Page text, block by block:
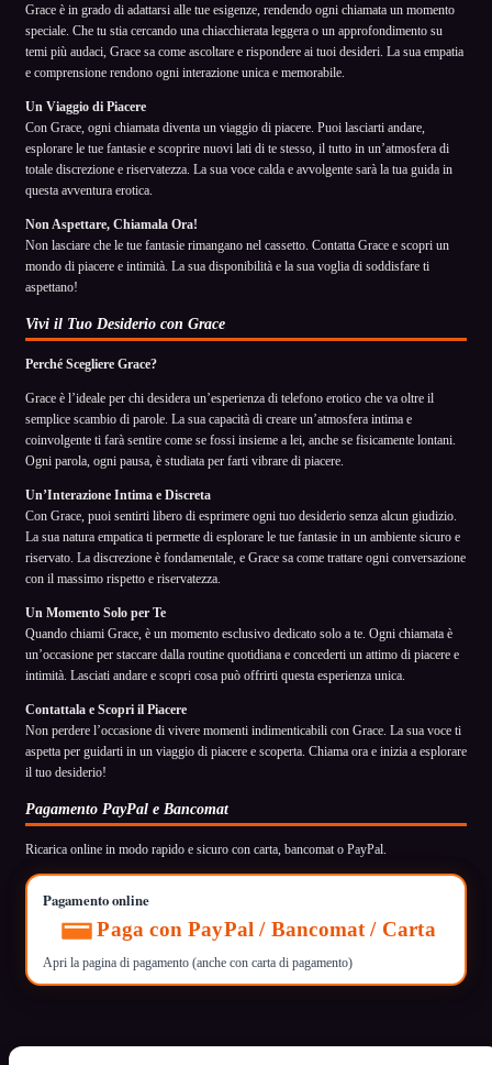
Grace è in grado di adattarsi alle tue esigenze, rendendo ogni chiamata un momento
speciale. Che tu stia cercando una chiacchierata leggera o un approfondimento su
temi più audaci, Grace sa come ascoltare e rispondere ai tuoi desideri. La sua empatia
e comprensione rendono ogni interazione unica e memorabile.
Un Viaggio di Piacere
Con Grace, ogni chiamata diventa un viaggio di piacere. Puoi lasciarti andare,
esplorare le tue fantasie e scoprire nuovi lati di te stesso, il tutto in un’atmosfera di
totale discrezione e riservatezza. La sua voce calda e avvolgente sarà la tua guida in
questa avventura erotica.
Non Aspettare, Chiamala Ora!
Non lasciare che le tue fantasie rimangano nel cassetto. Contatta Grace e scopri un
mondo di piacere e intimità. La sua disponibilità e la sua voglia di soddisfare ti
aspettano!
Vivi il Tuo Desiderio con Grace
Perché Scegliere Grace?
Grace è l’ideale per chi desidera un’esperienza di telefono erotico che va oltre il
semplice scambio di parole. La sua capacità di creare un’atmosfera intima e
coinvolgente ti farà sentire come se fossi insieme a lei, anche se fisicamente lontani.
Ogni parola, ogni pausa, è studiata per farti vibrare di piacere.
Un’Interazione Intima e Discreta
Con Grace, puoi sentirti libero di esprimere ogni tuo desiderio senza alcun giudizio.
La sua natura empatica ti permette di esplorare le tue fantasie in un ambiente sicuro e
riservato. La discrezione è fondamentale, e Grace sa come trattare ogni conversazione
con il massimo rispetto e riservatezza.
Un Momento Solo per Te
Quando chiami Grace, è un momento esclusivo dedicato solo a te. Ogni chiamata è
un’occasione per staccare dalla routine quotidiana e concederti un attimo di piacere e
intimità. Lasciati andare e scopri cosa può offrirti questa esperienza unica.
Contattala e Scopri il Piacere
Non perdere l’occasione di vivere momenti indimenticabili con Grace. La sua voce ti
aspetta per guidarti in un viaggio di piacere e scoperta. Chiama ora e inizia a esplorare
il tuo desiderio!
Pagamento PayPal e Bancomat
Ricarica online in modo rapido e sicuro con carta, bancomat o PayPal.
Pagamento online
Paga con PayPal / Bancomat / Carta
Apri la pagina di pagamento (anche con carta di pagamento)